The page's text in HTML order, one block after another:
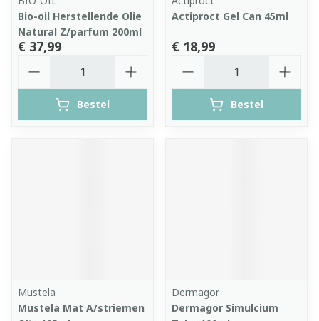
Bio-oil Herstellende Olie
Natural Z/parfum 200ml
€ 37,99
Bestel
Actiproct Gel Can 45ml
€ 18,99
Bestel
Mustela
Mustela Mat A/striemen
Dermagor
Dermagor Simulcium